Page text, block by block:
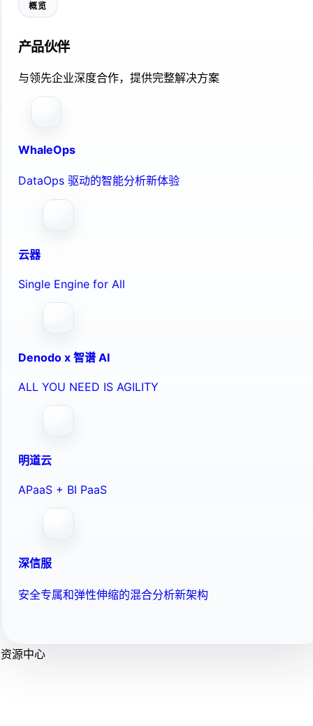
概览
产品伙伴
与领先企业深度合作，提供完整解决方案
WhaleOps
DataOps 驱动的智能分析新体验
云器
Single Engine for All
Denodo x 智谱 AI
ALL YOU NEED IS AGILITY
明道云
APaaS + BI PaaS
深信服
安全专属和弹性伸缩的混合分析新架构
资源中心